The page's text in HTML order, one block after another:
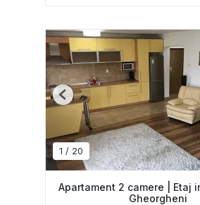
1 / 20
Previous
Apartament 2 camere | Etaj
Gheorgheni